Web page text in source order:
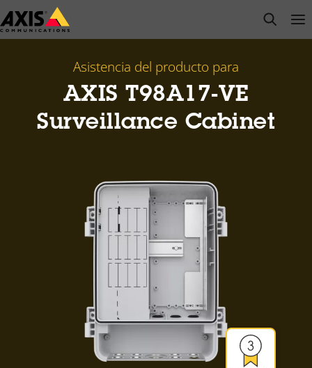
Saltar
al
open
Asistencia del producto para
AXIS T98A17-VE
Surveillance Cabinet